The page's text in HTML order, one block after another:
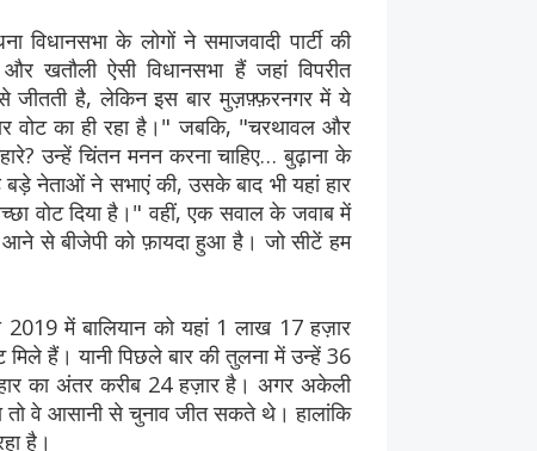
विधानसभा के लोगों ने समाजवादी पार्टी की
खतौली ऐसी विधानसभा हैं जहां विपरीत
जीतती है, लेकिन इस बार मुज़फ़्फ़रनगर में ये
वोट का ही रहा है।" जबकि, "चरथावल और
उन्हें चिंतन मनन करना चाहिए… बुढ़ाना के
बड़े नेताओं ने सभाएं की, उसके बाद भी यहां हार
वोट दिया है।" वहीं, एक सवाल के जवाब में
से बीजेपी को फ़ायदा हुआ है। जो सीटें हम
में बालियान को यहां 1 लाख 17 हज़ार
हैं। यानी पिछले बार की तुलना में उन्हें 36
का अंतर करीब 24 हज़ार है। अगर अकेली
तो वे आसानी से चुनाव जीत सकते थे। हालांकि
है।